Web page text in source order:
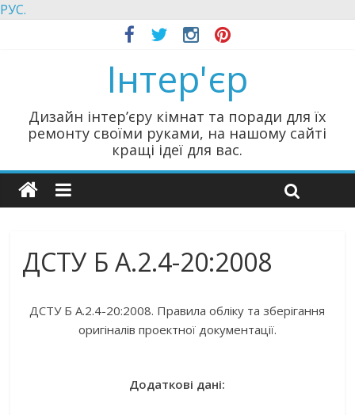
РУС.
Інтер'єр
Дизайн інтер’єру кімнат та поради для їх
ремонту своїми руками, на нашому сайті
кращі ідеї для вас.
ДСТУ Б А.2.4-20:2008
ДСТУ Б А.2.4-20:2008. Правила обліку та зберігання
оригіналів проектної документації.
Додаткові дані: